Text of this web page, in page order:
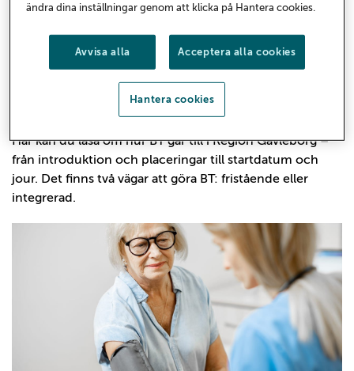
Så fungerar BT i Region Gävleborg
Här kan du läsa om hur BT går till i Region Gävleborg –
från introduktion och placeringar till startdatum och
jour. Det finns två vägar att göra BT: fristående eller
integrerad.
ändra dina inställningar genom att klicka på Hantera cookies.
Avvisa alla Acceptera alla cookies
Hantera cookies